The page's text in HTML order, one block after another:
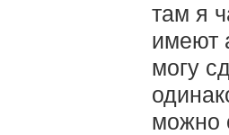
там я
имеют
могу
можно